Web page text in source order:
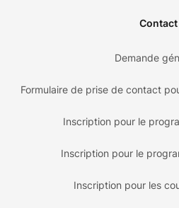
Contact
Demande
Formulaire de prise de contact
Inscription pour le
Inscription pour le
Inscription pour les